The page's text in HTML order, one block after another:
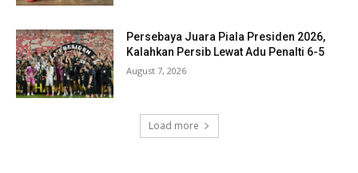
Persebaya Juara Piala Presiden 2026,
Kalahkan Persib Lewat Adu Penalti 6-5
August 7, 2026
Load more